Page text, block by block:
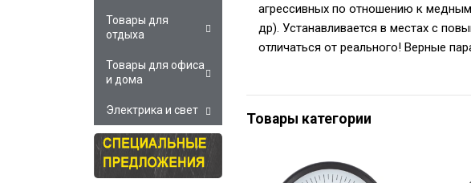
агрессивных по отношению к медным
др). Устанавливается в местах с
отличаться от реального! Верные
Товары категории
Товары для
отдыха
Товары для офиса
и дома
Электрика и свет